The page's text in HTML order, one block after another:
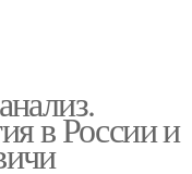
в России и